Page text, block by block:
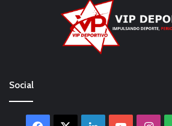
Social